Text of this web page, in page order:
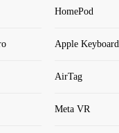
HomePod
Apple Keyboard
AirTag
Meta VR